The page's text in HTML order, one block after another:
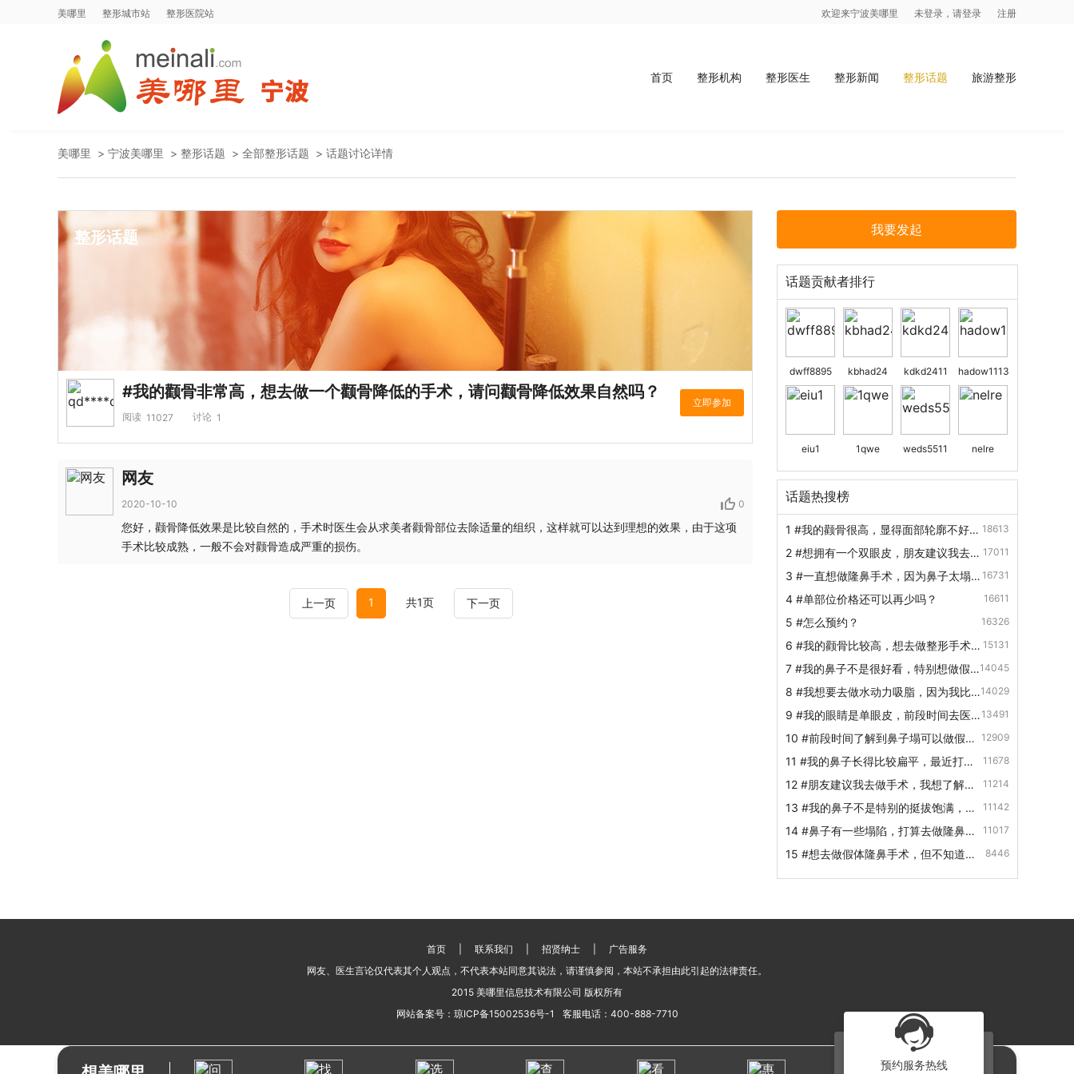
美哪里 整形城市站 整形医院站 欢迎来宁波美哪里 未登录，请登录 注册
首页 整形机构 整形医生 整形新闻 整形话题 旅游整形
美哪里 > 宁波美哪里 > 整形话题 > 全部整形话题 > 话题讨论详情
整形话题
#我的颧骨非常高，想去做一个颧骨降低的手术，请问颧骨降低效果自然吗？
阅读 11027 讨论 1
网友
2020-10-10 0
您好，颧骨降低效果是比较自然的，手术时医生会从求美者颧骨部位去除适量的组织，这样就可以达到理想的效果，由于这项
手术比较成熟，一般不会对颧骨造成严重的损伤。
上一页 1 共1页 下一页
我要发起
话题贡献者排行
dwff8895 kbhad24 kdkd2411 hadow1113
eiu1 1qwe weds5511 nelre
话题热搜榜
1 #我的颧骨很高，显得面部轮廓不好
看，想去做颧骨降低手术，做这种手术
消肿需要多长时间...
18613
2 #想拥有一个双眼皮，朋友建议我去做
双眼皮手术，我想咨询一下切开双眼皮
需要拆线吗？
17011
3 #一直想做隆鼻手术，因为鼻子太塌
了，很难看，想咨询一下假体隆鼻哪个
材料好？
16731
4 #单部位价格还可以再少吗？ 16611
5 #怎么预约？ 16326
6 #我的颧骨比较高，想去做整形手术，
做这项手术危险吗？
15131
7 #我的鼻子不是很好看，特别想做假
体隆鼻，想知道假体隆鼻可以一辈子不
取出吗？
14045
8 #我想要去做水动力吸脂，因为我比
较肥胖，请问做水动力吸脂减肥的优势
是什么？
14029
9 #我的眼睛是单眼皮，前段时间去医
院做了切开双眼皮手术，但是感觉做得
比较宽，这种情况...
13491
10 #前段时间了解到鼻子塌可以做假体
隆鼻，请问假体隆鼻有多少种材料？
12909
11 #我的鼻子长得比较扁平，最近打算
去医院做假体隆鼻手术，想咨询一下做
假体隆鼻有副作用...
11678
12 #朋友建议我去做手术，我想了解一
下颧骨整形的方法有哪些？
11214
13 #我的鼻子不是特别的挺拔饱满，我
想通过隆鼻手术改善一下，请问做假体
隆鼻大概要肿几天
11142
14 #鼻子有一些塌陷，打算去做隆鼻手
术，想提前咨询一下注射隆鼻和假体隆
鼻哪个更安全？
11017
15 #想去做假体隆鼻手术，但不知道恢
8446
首页 联系我们 招贤纳士
广告服务
网友、医生言论仅代表其个人观点，不代表本站同意其说法，请谨慎参阅，本站不承担由此引起的法律责任。
2015 美哪里信息技术有限公司 版权所有
网站备案号： 琼ICP备15002536号-1 客服电话： 400-888-7710
预约服务热线